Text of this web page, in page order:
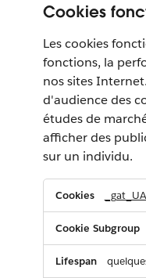
Cookies
Les cookies
fonctions, la
nos sites
d'audience des
études de
afficher des
sur un individu.
Cookies
fonctionnels